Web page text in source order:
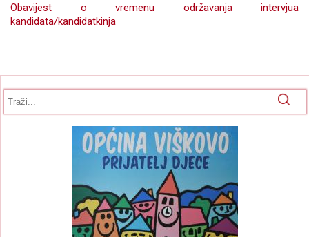
Obavijest o vremenu održavanja intervjua
kandidata/kandidatkinja